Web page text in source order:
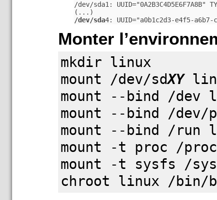
/dev/sda1: UUID="0A2B3C4D5E6F7A8B"
/dev/sda4: UUID="a0b1c2d3-e4f5-a6b7-
Monter
mkdir linux
mount /dev/sdXY
mount --bind /dev
mount --bind /
mount --bind /run
mount -t proc /
mount -t sysfs /
chroot linux /bin/